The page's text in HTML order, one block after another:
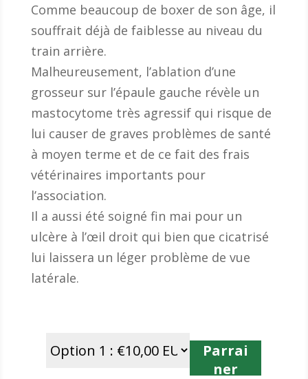
Comme beaucoup de boxer de son âge, il
souffrait déjà de faiblesse au niveau du
train arrière.
Malheureusement, l’ablation d’une
grosseur sur l’épaule gauche révèle un
mastocytome très agressif qui risque de
lui causer de graves problèmes de santé
à moyen terme et de ce fait des frais
vétérinaires importants pour
l’association.
Il a aussi été soigné fin mai pour un
ulcère à l’œil droit qui bien que cicatrisé
lui laissera un léger problème de vue
latérale.
Parrai
ner